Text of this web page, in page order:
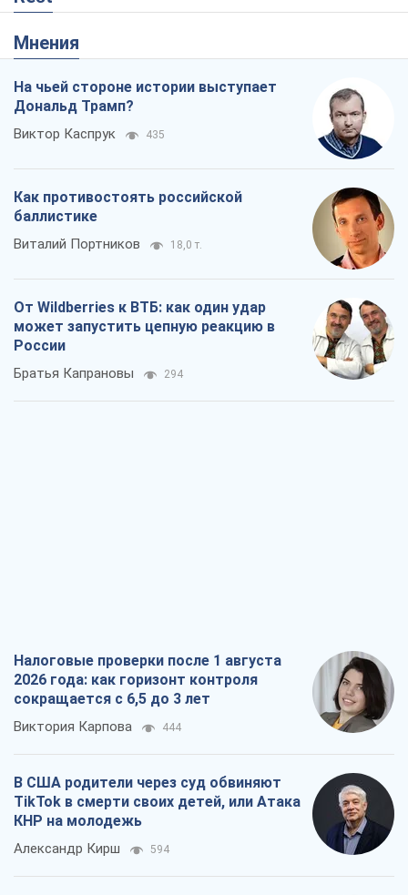
Мнения
На чьей стороне истории выступает
Дональд Трамп?
Виктор Каспрук 435
Как противостоять российской
баллистике
Виталий Портников 18,0 т.
От Wildberries к ВТБ: как один удар
может запустить цепную реакцию в
России
Братья Капрановы 294
Налоговые проверки после 1 августа
2026 года: как горизонт контроля
сокращается с 6,5 до 3 лет
Виктория Карпова 444
В США родители через суд обвиняют
TikTok в смерти своих детей, или Атака
КНР на молодежь
Александр Кирш 594